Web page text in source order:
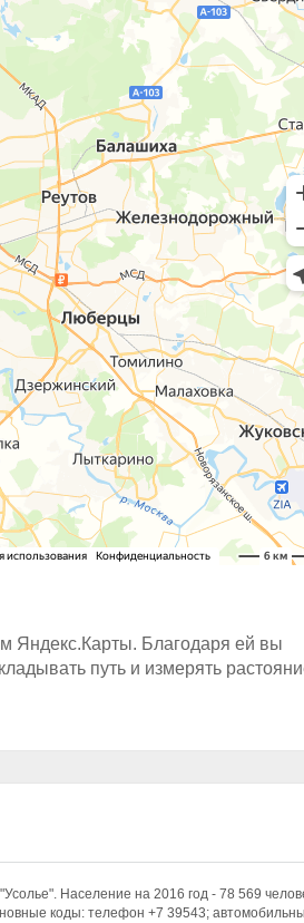
Яндекс.Карты. Благодаря ей вы
путь и измерять
Население на 2016 год - 78 569
коды: телефон +7 39543;